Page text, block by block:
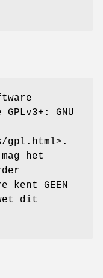
GNU
gpl.html>.
het
kent GEEN
dit